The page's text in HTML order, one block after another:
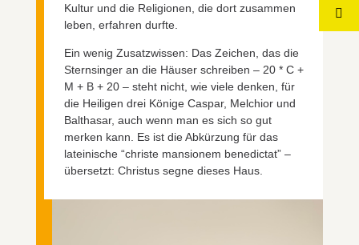
Kultur und die Religionen, die dort zusammen
leben, erfahren durfte.
Ein wenig Zusatzwissen: Das Zeichen, das die
Sternsinger an die Häuser schreiben – 20 * C +
M + B + 20 – steht nicht, wie viele denken, für
die Heiligen drei Könige Caspar, Melchior und
Balthasar, auch wenn man es sich so gut
merken kann. Es ist die Abkürzung für das
lateinische “christe mansionem benedictat” –
übersetzt: Christus segne dieses Haus.